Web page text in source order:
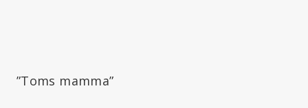
”Toms mamma”